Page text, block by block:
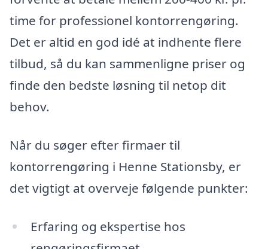
time for professionel kontorrengøring.
Det er altid en god idé at indhente flere
tilbud, så du kan sammenligne priser og
finde den bedste løsning til netop dit
behov.
Når du søger efter firmaer til
kontorrengøring i Henne Stationsby, er
det vigtigt at overveje følgende punkter:
Erfaring og ekspertise hos